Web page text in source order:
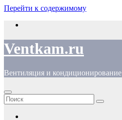
Перейти к содержимому
Ventkam.ru
Вентиляция и кондиционирование